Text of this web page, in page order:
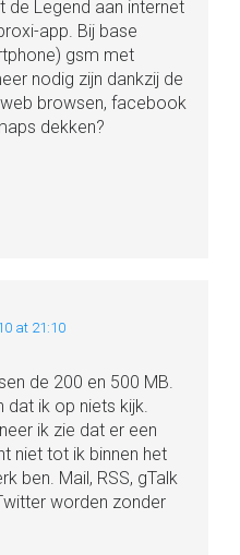
Legend aan internet
app. Bij base
gsm met
nodig zijn dankzij de
browsen, facebook
dekken?
at 21:10
de 200 en 500 MB.
dat ik op niets kijk.
ik zie dat er een
niet tot ik binnen het
ben. Mail, RSS, gTalk
worden zonder